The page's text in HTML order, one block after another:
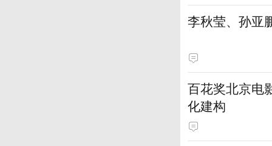
李秋莹、孙亚
百花奖北京电
化建构